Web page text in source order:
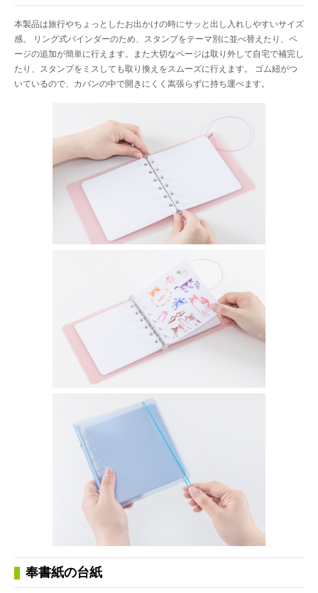
本製品は旅行やちょっとしたお出かけの時にサッと出し入れしやすいサイズ
感。 リング式バインダーのため、スタンプをテーマ別に並べ替えたり、ペ
ージの追加が簡単に行えます。また大切なページは取り外して自宅で補完し
たり、スタンプをミスしても取り換えをスムーズに行えます。 ゴム紐がつ
いているので、カバンの中で開きにくく嵩張らずに持ち運べます。
奉書紙の台紙